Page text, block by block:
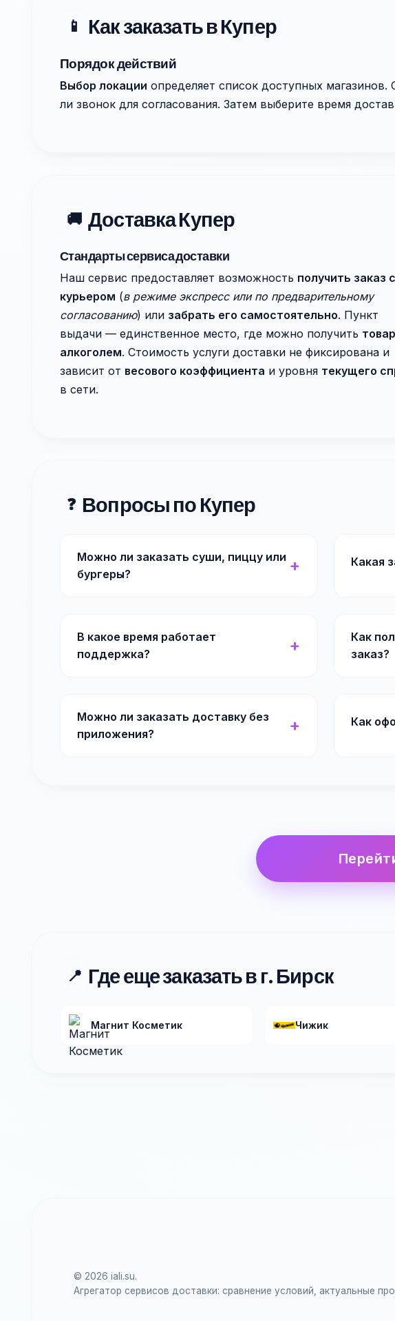
📱 Как заказать в Купер
Порядок действий
Выбор локации определяет список доступных
ли звонок для согласования. Затем выберите время
🚚 Доставка Купер
Стандарты сервиса доставки
Наш сервис предоставляет возможность получить заказ с
курьером (в режиме экспресс или по предварительному
согласованию) или забрать его самостоятельно. Пункт
выдачи — единственное место, где можно получить
алкоголем. Стоимость услуги доставки не фиксирована и
зависит от весового коэффициента и уровня текущего
в сети.
❓ Вопросы по Купер
Можно ли заказать суши, пиццу или
бургеры?
Какая
В какое время работает
поддержка?
Как
заказ?
Можно ли заказать доставку без
приложения?
Как
📍 Где еще заказать в г. Бирск
Магнит Косметик Чижик
© 2026 iali.su.
Агрегатор сервисов доставки: сравнение условий, актуальные